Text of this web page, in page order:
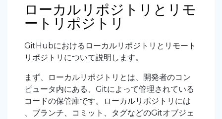
ローカルリポジトリとリモ
ートリポジトリ
GitHubにおけるローカルリポジトリとリモート
リポジトリについて説明します。
まず、ローカルリポジトリとは、開発者のコン
ピュータ内にある、Gitによって管理されている
コードの保管庫です。ローカルリポジトリには
、ブランチ、コミット、タグなどのGitオブジェ